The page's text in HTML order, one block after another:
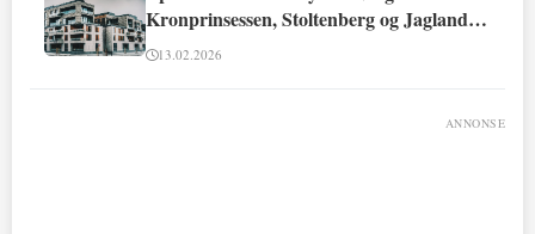
Kronprinsessen, Stoltenberg og Jagland
involvert
13.02.2026
ANNONSE